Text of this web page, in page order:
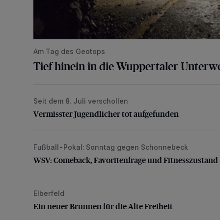
Am Tag des Geotops
Tief hinein in die Wuppertaler
Vermisster Jugendlicher tot aufgefunden
Seit dem 8. Juli verschollen
Vermisster Jugendlicher tot aufgefunden
WSV: Comeback, Favoritenfrage und
Fußball-Pokal: Sonntag gegen Schonnebeck
WSV: Comeback, Favoritenfrage und Fitnesszustand
Ein neuer Brunnen für die Alte Freiheit
Elberfeld
Ein neuer Brunnen für die Alte Freiheit